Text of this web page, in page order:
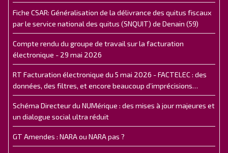
Fiche CSAR: Généralisation de la délivrance des quitus fiscaux
par le service national des quitus (SNQUIT) de Denain (59)
Compte rendu du groupe de travail sur la facturation
électronique - 29 mai 2026
RT Facturation électronique du 5 mai 2026 - FACTELEC : des
données, des filtres, et encore beaucoup d’imprécisions…
Schéma Directeur du NUMérique : des mises à jour majeures et
un dialogue social ultra réduit
GT Amendes : NARA ou NARA pas ?